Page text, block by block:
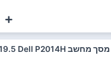
מסך מחשב Dell P2014H ‏19.5 ‏אינטש דל